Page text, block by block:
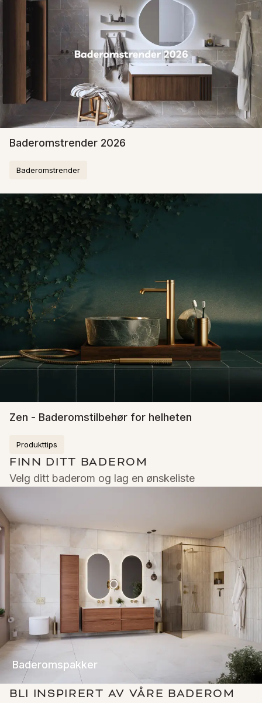
Baderomstrender 2026
Baderomstrender
Zen - Baderomstilbehør for helheten
Produkttips
FINN DITT BADEROM
Velg ditt baderom og lag en ønskeliste
Baderomspakker
BLI INSPIRERT AV VÅRE BADEROM